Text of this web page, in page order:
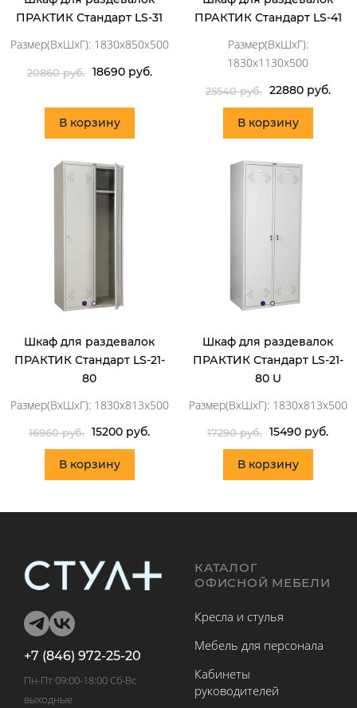
ПРАКТИК Стандарт LS-31
Размер(ВхШхГ): 1830x850x500
20860 руб. 18690 руб.
В корзину
ПРАКТИК Стандарт LS-41
Размер(ВхШхГ):
1830x1130x500
25540 руб. 22880 руб.
В корзину
Шкаф для раздевалок
ПРАКТИК Стандарт LS-21-
80
Размер(ВхШхГ): 1830x813x500
16960 руб. 15200 руб.
В корзину
Шкаф для раздевалок
ПРАКТИК Стандарт LS-21-
80 U
Размер(ВхШхГ): 1830x813x500
17290 руб. 15490 руб.
В корзину
+7 (846) 972-25-20
Пн-Пт 09:00-18:00 Сб-Вс
выходные
КАТАЛОГ
ОФИСНОЙ МЕБЕЛИ
Кресла и стулья
Мебель для персонала
Кабинеты
руководителей